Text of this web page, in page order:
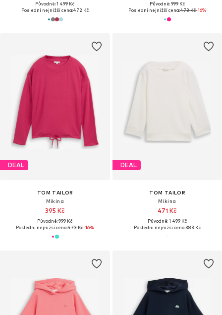
Původně: 1 499 Kč
Poslední nejnižší cena:472 Kč
Původně: 999 Kč
Poslední nejnižší cena:473 Kč-16%
DEAL
TOM TAILOR
Mikina
395 Kč
Původně: 999 Kč
Poslední nejnižší cena:473 Kč-16%
DEAL
TOM TAILOR
Mikina
471 Kč
Původně: 1 499 Kč
Poslední nejnižší cena:383 Kč